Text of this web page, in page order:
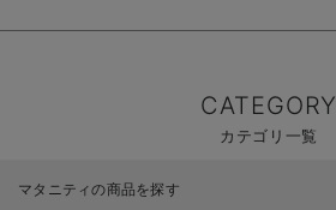
CATEGORY
カテゴリ一覧
マタニティの商品を探す